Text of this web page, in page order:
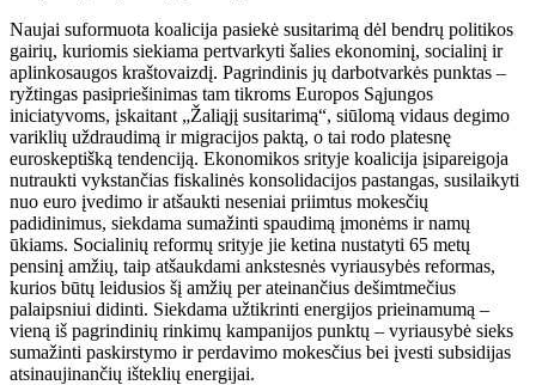
Naujai suformuota koalicija pasiekė susitarimą dėl bendrų politikos
gairių, kuriomis siekiama pertvarkyti šalies ekonominį, socialinį ir
aplinkosaugos kraštovaizdį. Pagrindinis jų darbotvarkės punktas –
ryžtingas pasipriešinimas tam tikroms Europos Sąjungos
iniciatyvoms, įskaitant „Žaliąjį susitarimą“, siūlomą vidaus degimo
variklių uždraudimą ir migracijos paktą, o tai rodo platesnę
euroskeptišką tendenciją. Ekonomikos srityje koalicija įsipareigoja
nutraukti vykstančias fiskalinės konsolidacijos pastangas, susilaikyti
nuo euro įvedimo ir atšaukti neseniai priimtus mokesčių
padidinimus, siekdama sumažinti spaudimą įmonėms ir namų
ūkiams. Socialinių reformų srityje jie ketina nustatyti 65 metų
pensinį amžių, taip atšaukdami ankstesnės vyriausybės reformas,
kurios būtų leidusios šį amžių per ateinančius dešimtmečius
palaipsniui didinti. Siekdama užtikrinti energijos prieinamumą –
vieną iš pagrindinių rinkimų kampanijos punktų – vyriausybė sieks
sumažinti paskirstymo ir perdavimo mokesčius bei įvesti subsidijas
atsinaujinančių išteklių energijai.